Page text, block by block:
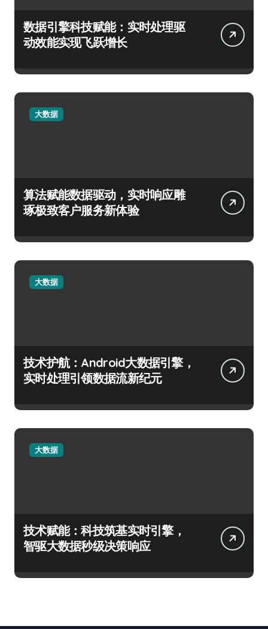
数据引擎科技赋能：实时处理驱
动效能实现飞跃增长
大数据
算法赋能数据驱动，实时响应雕
琢极致客户服务新体验
大数据
技术护航：Android大数据引擎，
实时处理引领数据流新纪元
大数据
技术赋能：科技筑基实时引擎，
智驱大数据秒级决策响应